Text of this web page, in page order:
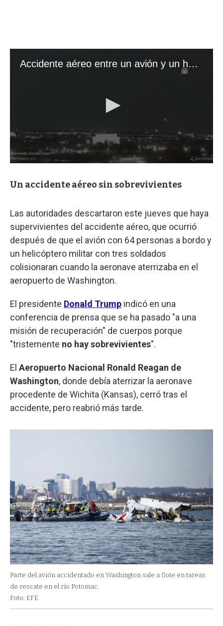
Un accidente aéreo sin sobrevivientes
Las autoridades descartaron este jueves que haya
supervivientes del accidente aéreo, que ocurrió
después de que el avión con 64 personas a bordo y
un helicóptero militar con tres soldados
colisionaran cuando la aeronave aterrizaba en el
aeropuerto de Washington.
El presidente Donald Trump indicó en una
conferencia de prensa que se ha pasado "a una
misión de recuperación" de cuerpos porque
"tristemente no hay sobrevivientes".
El Aeropuerto Nacional Ronald Reagan de
Washington, donde debía aterrizar la aeronave
procedente de Wichita (Kansas), cerró tras el
accidente, pero reabrió más tarde.
Parte del avión accidentado en Washington sale a flote en tareas
de rescate en el río Potomac.
Foto: EFE